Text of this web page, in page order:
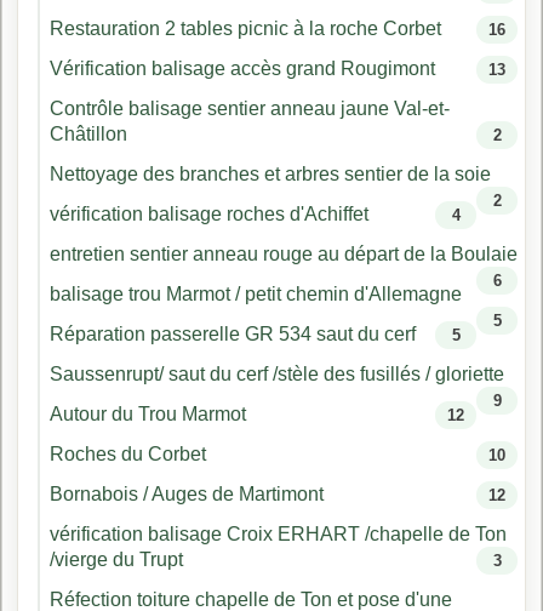
Restauration 2 tables picnic à la roche Corbet 16
Vérification balisage accès grand Rougimont 13
Contrôle balisage sentier anneau jaune Val-et-
Châtillon
2
Nettoyage des branches et arbres sentier de la soie
2
vérification balisage roches d'Achiffet 4
entretien sentier anneau rouge au départ de la Boulaie
6
balisage trou Marmot / petit chemin d'Allemagne
5
Réparation passerelle GR 534 saut du cerf 5
Saussenrupt/ saut du cerf /stèle des fusillés / gloriette
9
Autour du Trou Marmot 12
Roches du Corbet 10
Bornabois / Auges de Martimont 12
vérification balisage Croix ERHART /chapelle de Ton
/vierge du Trupt
3
Réfection toiture chapelle de Ton et pose d'une